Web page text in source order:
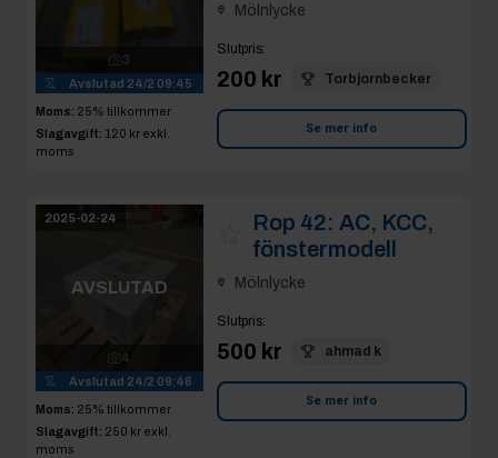
3
Avslutad 24/2 09:45
Moms: 25% tillkommer
Slagavgift: 120 kr exkl.
moms
Mölnlycke
Slutpris:
200 kr Torbjornbecker
Se mer info
2025-02-24
AVSLUTAD
4
Avslutad 24/2 09:46
Moms: 25% tillkommer
Slagavgift: 250 kr exkl.
moms
Rop 42: AC, KCC,
fönstermodell
Mölnlycke
Slutpris:
500 kr ahmad k
Se mer info